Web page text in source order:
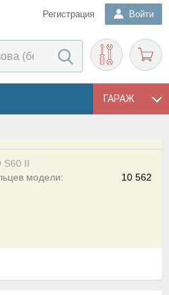
Регистрация Войти
ГАРАЖ
S60 II
10 562
модели: